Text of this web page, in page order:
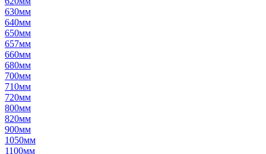
630мм
640мм
650мм
657мм
660мм
680мм
700мм
710мм
720мм
800мм
820мм
900мм
1050мм
1100мм